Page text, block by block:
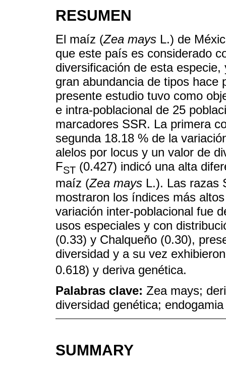
RESUMEN
El maíz (Zea mays L.) de
que este país es considerado
diversificación de esta
gran abundancia de tipos hace
presente estudio tuvo como
e intra-poblacional de 25
marcadores SSR. La primera
segunda 18.18 % de la
alelos por locus y un valor de
FST (0.427) indicó una alta
maíz (Zea mays L.). Las razas
mostraron los índices más
variación inter-poblacional fue
usos especiales y con
(0.33) y Chalqueño (0.30),
diversidad y a su vez
0.618) y deriva genética.
Palabras clave: Zea mays;
diversidad genética; endogamia
SUMMARY